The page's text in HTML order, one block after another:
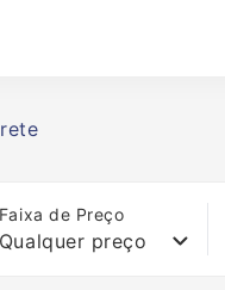
Faixa de Preço
Qualquer preço